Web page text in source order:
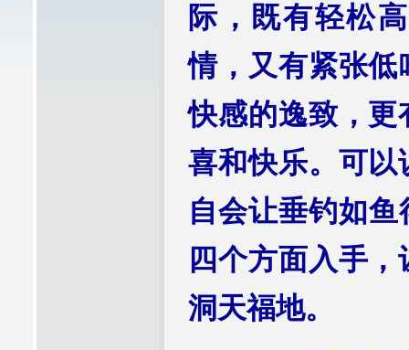
际，既有轻松
情，又有紧张低
快感的逸致，更
喜和快乐。可以
自会让垂钓如
四个方面入手
洞天福地。